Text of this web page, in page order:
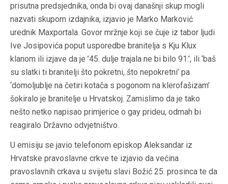
prisutna predsjednika, onda bi ovaj današnji skup mogli
nazvati skupom izdajnika, izjavio je Marko Marković
urednik Maxportala. Govor mržnje koji se čuje iz tabor ljudi
Ive Josipovića poput usporedbe branitelja s Kju Klux
klanom ili izjave da je ’45. dulje trajala ne bi bilo 91.’, ili ‘baš
su slatki ti branitelji što pokretni, što nepokretni’ pa
‘domoljublje na četiri kotača s pogonom na klerofašizam’
šokiralo je branitelje u Hrvatskoj. Zamislimo da je tako
nešto netko napisao primjerice o gay prideu, odmah bi
reagiralo Državno odvjetništvo.
U emisiju se javio telefonom episkop Aleksandar iz
Hrvatske pravoslavne crkve te izjavio da većina
pravoslavnih crkava u svijetu slavi Božić 25. prosinca te da